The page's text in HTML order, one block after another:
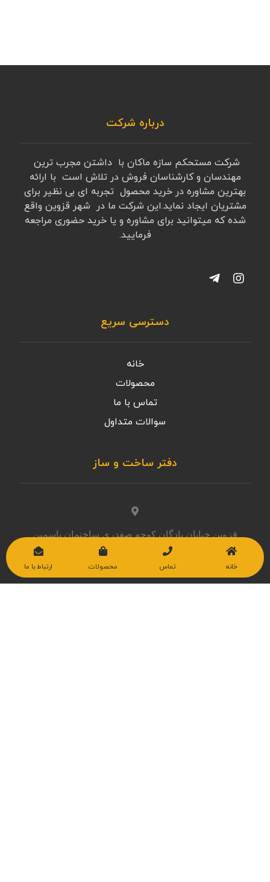
درباره شرکت
شرکت مستحکم سازه ماکان با داشتن مجرب ترین
مهندسان و کارشناسان فروش در تلاش است با ارائه
بهترین مشاوره در خرید محصول تجربه ای بی نظیر برای
مشتریان ایجاد نماید.این شرکت ما در شهر قزوین واقع
شده که میتوانید برای مشاوره و یا خرید حضوری مراجعه
فرمایید.
دسترسی سریع
خانه
محصولات
تماس با ما
سوالات متداول
دفتر ساخت و ساز
قزوین خیابان پادگان کوچه صفدری ساختمان یاسمین
خانه تماس محصولات ارتباط با ما